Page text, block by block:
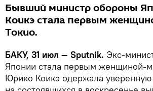
Бывший министр обороны
Коикэ стала первым
Токио.
БАКУ, 31 июл — Sputnik. Экс-
Японии стала первым женщиной-
Юрико Коикэ одержала